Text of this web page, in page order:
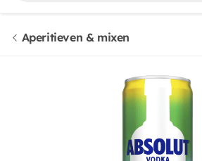
Aperitieven & mixen